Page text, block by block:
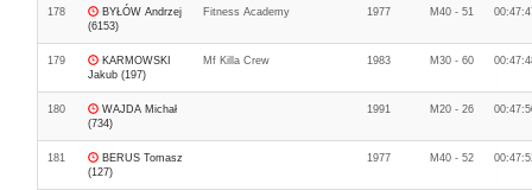
178
BYŁÓW Andrzej
(6153)
Fitness Academy 1977 M40 - 51
179
KARMOWSKI
Jakub (197)
Mf Killa Crew 1983 M30 - 60
180
WAJDA Michał
(734)
1991 M20 - 26
181
BERUS Tomasz
(127)
1977 M40 - 52